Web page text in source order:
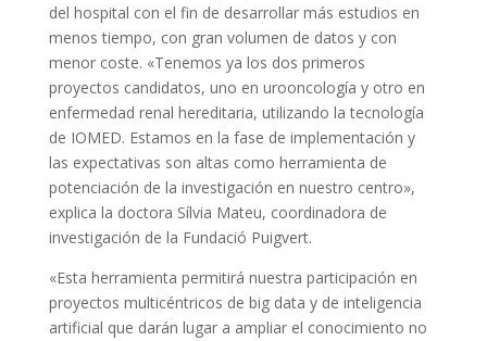
del hospital con el fin de desarrollar más estudios en
menos tiempo, con gran volumen de datos y con
menor coste. «Tenemos ya los dos primeros
proyectos candidatos, uno en urooncología y otro en
enfermedad renal hereditaria, utilizando la tecnología
de IOMED. Estamos en la fase de implementación y
las expectativas son altas como herramienta de
potenciación de la investigación en nuestro centro»,
explica la doctora Sílvia Mateu, coordinadora de
investigación de la Fundació Puigvert.
«Esta herramienta permitirá nuestra participación en
proyectos multicéntricos de big data y de inteligencia
artificial que darán lugar a ampliar el conocimiento no